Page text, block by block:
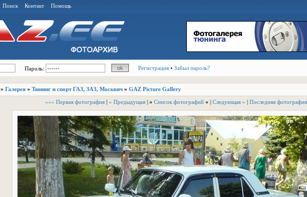
Поиск Контакт Помощь
Пароль: Регистрация• Забыл пароль?
» Галерея » Тюнинг и спорт ГАЗ, ЗАЗ, Москвич » GAZ Picture Gallery
««« Первая фотография | « Предыдущая | » Список фотографий « | Следующая » | Последняя